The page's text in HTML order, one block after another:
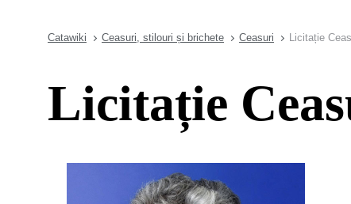
Catawiki Ceasuri, stilouri și brichete Ceasuri Licitație
Licitație